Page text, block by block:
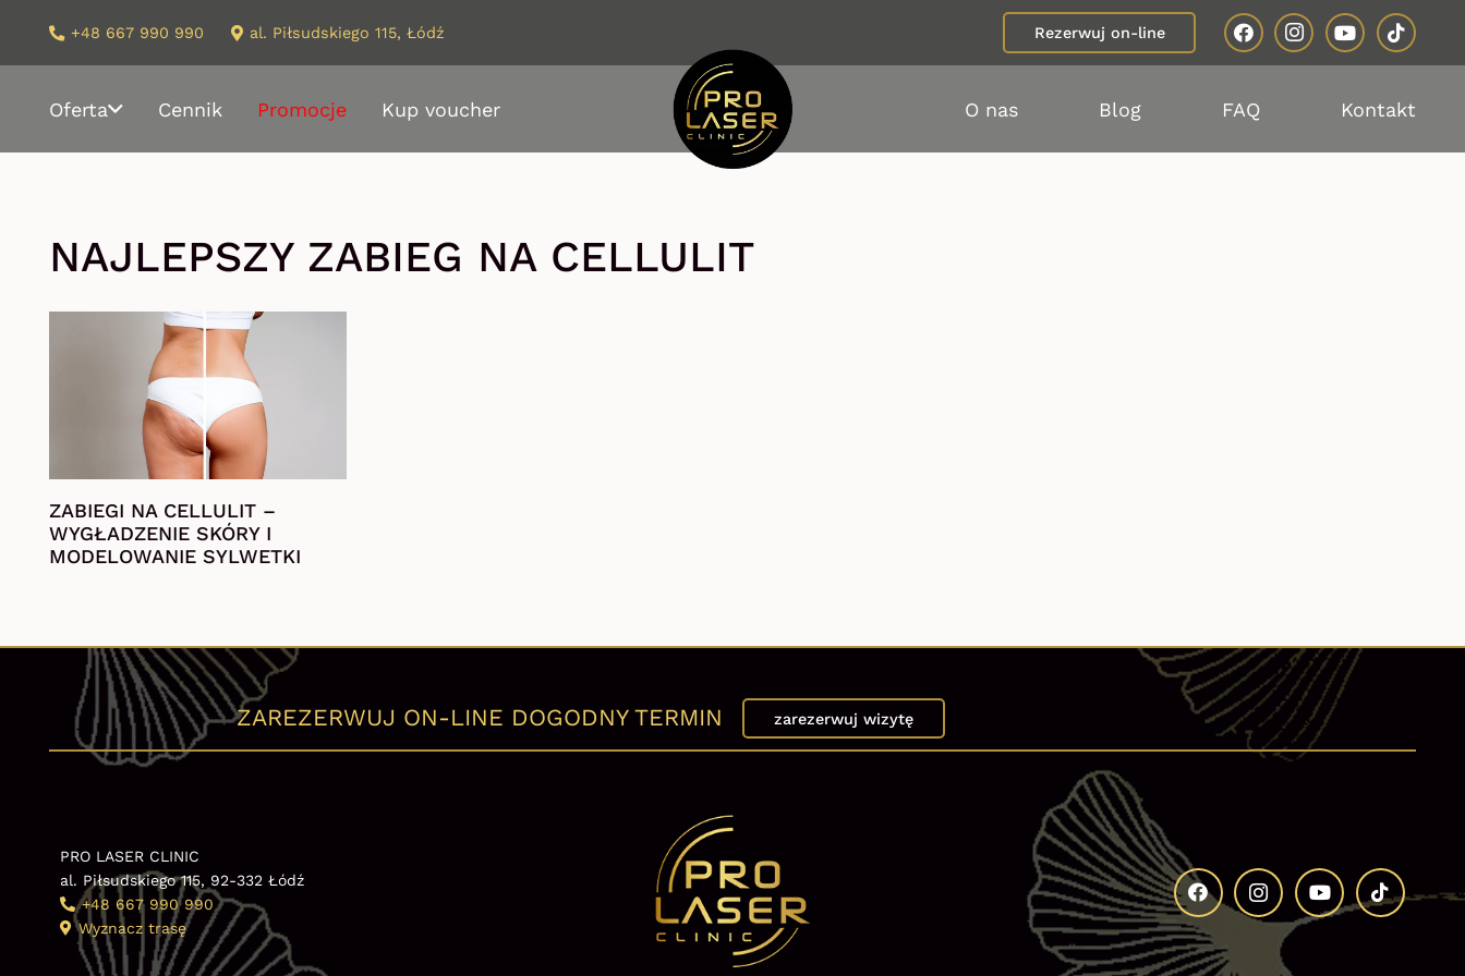
+48 667 990 990 al. Piłsudskiego 115, Łódź Rezerwuj on-line
Oferta Cennik Promocje Kup voucher O nas Blog FAQ Kontakt
NAJLEPSZY ZABIEG NA CELLULIT
ZABIEGI NA CELLULIT –
WYGŁADZENIE SKÓRY I
MODELOWANIE SYLWETKI
ZAREZERWUJ ON-LINE DOGODNY TERMIN zarezerwuj wizytę
PRO LASER CLINIC
al. Piłsudskiego 115, 92-332 Łódź
+48 667 990 990
Wyznacz trasę